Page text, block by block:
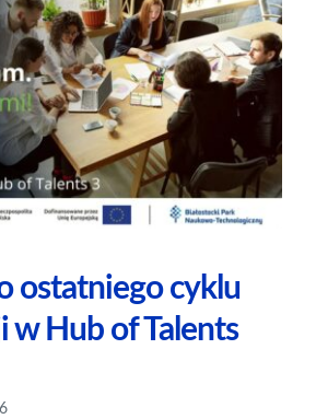
ostatniego cyklu
w Hub of Talents